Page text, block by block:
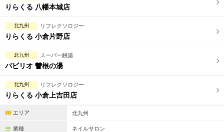
りらくる 八幡本城店
北九州 リフレクソロジー
りらくる 小倉片野店
北九州 スーパー銭湯
パビリオ 曽根の湯
北九州 リフレクソロジー
りらくる 小倉上吉田店
エリア 北九州
業種 ネイルサロン